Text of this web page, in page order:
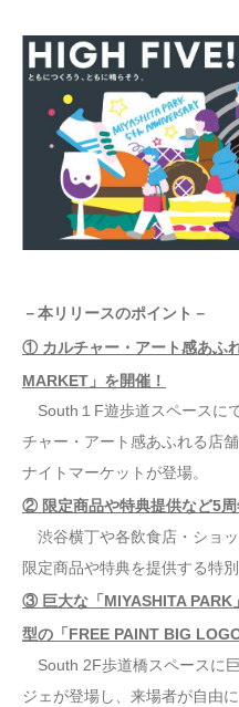
－本リリースのポイント－
① カルチャー・アート感あふ
MARKET」を開催！
South１F遊歩道スペースに
チャー・アート感あふれる店
ナイトマーケットが登場。
② 限定商品や特典提供など5周
渋谷横丁や各飲食店・ショッ
限定商品や特典を提供する特別
③ 巨大な「MIYASHITA PARK
型の「FREE PAINT BIG LOGO
South 2F歩道橋スペースに
ジェが登場し、来場者が自由